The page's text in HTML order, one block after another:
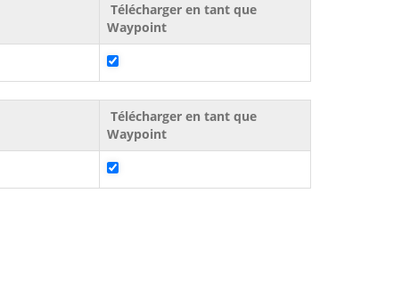
Télécharger en tant que
Waypoint
Télécharger en tant que
Waypoint